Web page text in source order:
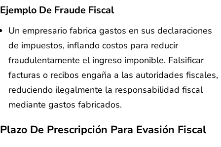
Ejemplo De Fraude Fiscal
Un empresario fabrica gastos en sus declaraciones
de impuestos, inflando costos para reducir
fraudulentamente el ingreso imponible. Falsificar
facturas o recibos engaña a las autoridades fiscales,
reduciendo ilegalmente la responsabilidad fiscal
mediante gastos fabricados.
Plazo De Prescripción Para Evasión Fiscal